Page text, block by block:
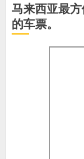
马来西亚最
的车票。